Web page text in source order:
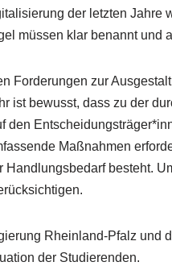
der letzten Jahre
müssen klar benannt und
Forderungen zur
ist bewusst, dass zu der
den
Maßnahmen
besteht.
Rheinland-Pfalz und
der Studierenden.